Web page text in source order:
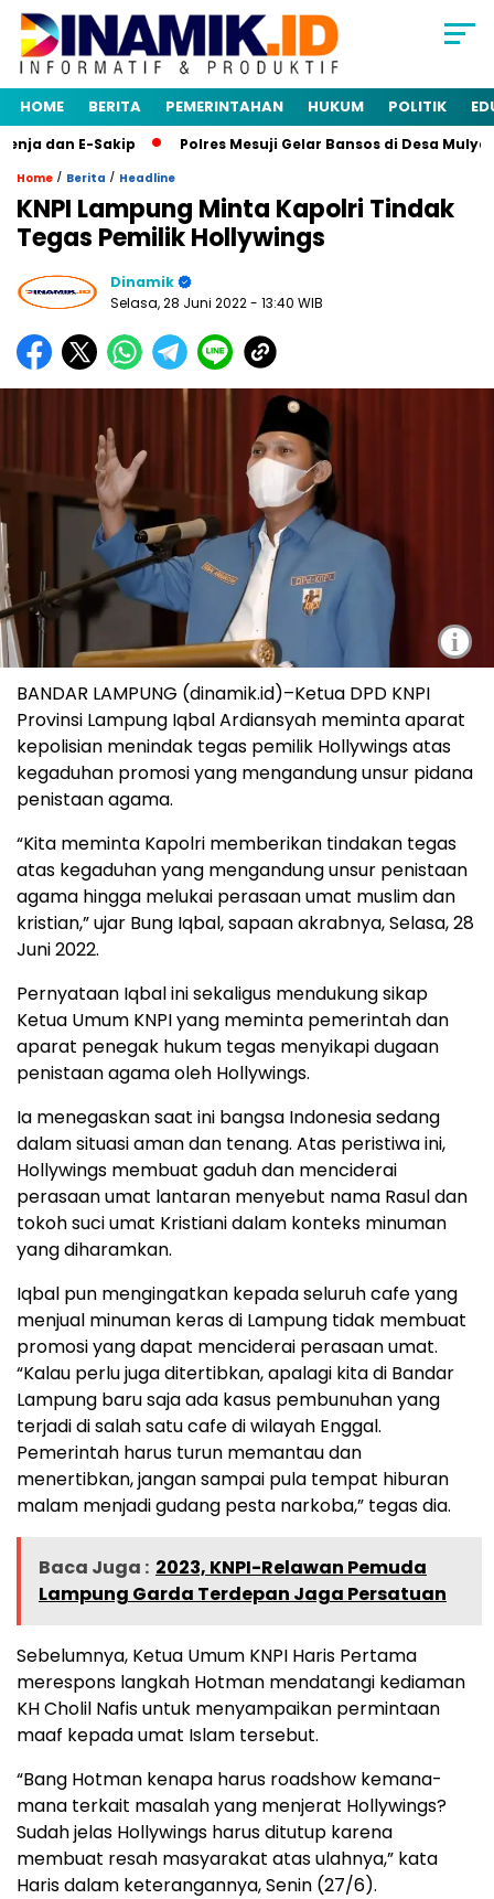
HOME BERITA PEMERINTAHAN HUKUM POLITIK
dan E-Sakip Polres Mesuji Gelar Bansos di Desa Mulya
Home / Berita / Headline
KNPI Lampung Minta Kapolri Tindak
Tegas Pemilik Hollywings
Dinamik
Selasa, 28 Juni 2022- 13:40 WIB
i
BANDAR LAMPUNG (dinamik.id)–Ketua DPD KNPI
Provinsi Lampung Iqbal Ardiansyah meminta aparat
kepolisian menindak tegas pemilik Hollywings atas
kegaduhan promosi yang mengandung unsur pidana
penistaan agama.
“Kita meminta Kapolri memberikan tindakan tegas
atas kegaduhan yang mengandung unsur penistaan
agama hingga melukai perasaan umat muslim dan
kristian,” ujar Bung Iqbal, sapaan akrabnya, Selasa, 28
Juni 2022.
Pernyataan Iqbal ini sekaligus mendukung sikap
Ketua Umum KNPI yang meminta pemerintah dan
aparat penegak hukum tegas menyikapi dugaan
penistaan agama oleh Hollywings.
Ia menegaskan saat ini bangsa Indonesia sedang
dalam situasi aman dan tenang. Atas peristiwa ini,
Hollywings membuat gaduh dan menciderai
perasaan umat lantaran menyebut nama Rasul dan
tokoh suci umat Kristiani dalam konteks minuman
yang diharamkan.
Iqbal pun mengingatkan kepada seluruh cafe yang
menjual minuman keras di Lampung tidak membuat
promosi yang dapat menciderai perasaan umat.
“Kalau perlu juga ditertibkan, apalagi kita di Bandar
Lampung baru saja ada kasus pembunuhan yang
terjadi di salah satu cafe di wilayah Enggal.
Pemerintah harus turun memantau dan
menertibkan, jangan sampai pula tempat hiburan
malam menjadi gudang pesta narkoba,” tegas dia.
Baca Juga : 2023, KNPI-Relawan Pemuda
Lampung Garda Terdepan Jaga Persatuan
Sebelumnya, Ketua Umum KNPI Haris Pertama
merespons langkah Hotman mendatangi kediaman
KH Cholil Nafis untuk menyampaikan permintaan
maaf kepada umat Islam tersebut.
“Bang Hotman kenapa harus roadshow kemana-
mana terkait masalah yang menjerat Hollywings?
Sudah jelas Hollywings harus ditutup karena
membuat resah masyarakat atas ulahnya,” kata
Haris dalam keterangannya, Senin (27/6).